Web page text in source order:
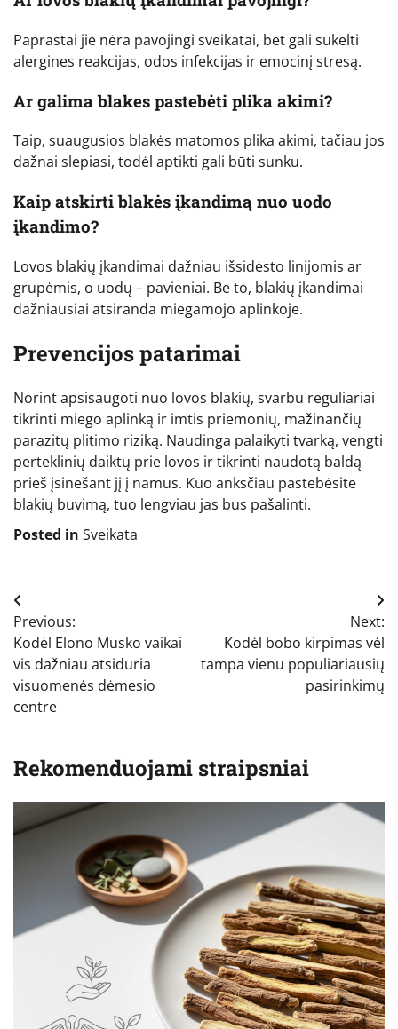
Paprastai jie nėra pavojingi sveikatai, bet gali sukelti
alergines reakcijas, odos infekcijas ir emocinį stresą.
Ar galima blakes pastebėti plika akimi?
Taip, suaugusios blakės matomos plika akimi, tačiau jos
dažnai slepiasi, todėl aptikti gali būti sunku.
Kaip atskirti blakės įkandimą nuo uodo
įkandimo?
Lovos blakių įkandimai dažniau išsidėsto linijomis ar
grupėmis, o uodų – pavieniai. Be to, blakių įkandimai
dažniausiai atsiranda miegamojo aplinkoje.
Prevencijos patarimai
Norint apsisaugoti nuo lovos blakių, svarbu reguliariai
tikrinti miego aplinką ir imtis priemonių, mažinančių
parazitų plitimo riziką. Naudinga palaikyti tvarką, vengti
perteklinių daiktų prie lovos ir tikrinti naudotą baldą
prieš įsinešant jį į namus. Kuo anksčiau pastebėsite
blakių buvimą, tuo lengviau jas bus pašalinti.
Posted in Sveikata
Navigacija
tarp
įrašų
Previous:
Kodėl Elono Musko vaikai
vis dažniau atsiduria
visuomenės dėmesio
centre
Next:
Kodėl bobo kirpimas vėl
tampa vienu populiariausių
pasirinkimų
Rekomenduojami straipsniai